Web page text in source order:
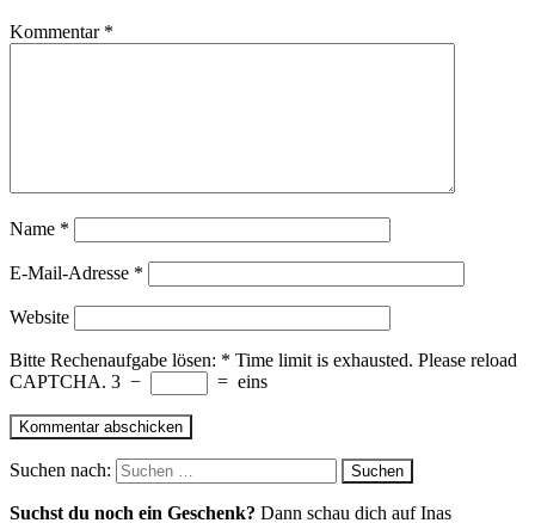
Kommentar *
Name *
E-Mail-Adresse *
Website
Bitte Rechenaufgabe lösen: * Time limit is exhausted. Please reload
CAPTCHA. 3 − = eins
Suchen nach:
Suchst du noch ein Geschenk? Dann schau dich auf Inas